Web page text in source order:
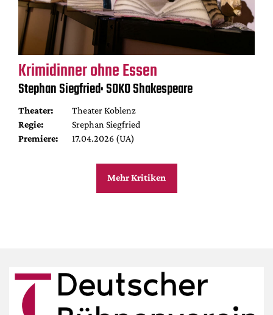
Krimidinner ohne Essen
Stephan Siegfried: SOKO Shakespeare
Theater:
Theater Koblenz
Regie:
Srephan Siegfried
Premiere:
17.04.2026 (UA)
Mehr Kritiken